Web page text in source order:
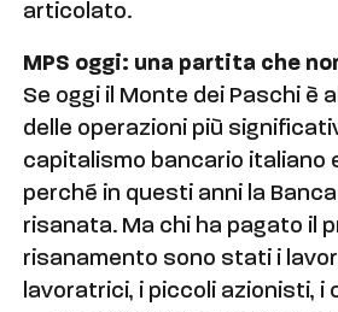
articolato.
MPS oggi: una partita che
Se oggi il Monte dei Paschi è
delle operazioni più
capitalismo bancario italiano
perché in questi anni la
risanata. Ma chi ha pagato il
risanamento sono stati i
lavoratrici, i piccoli azionisti,